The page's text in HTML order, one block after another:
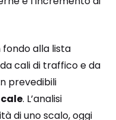
alla lista
cali di traffico e da
prevedibili
. L’analisi
di uno scalo, oggi